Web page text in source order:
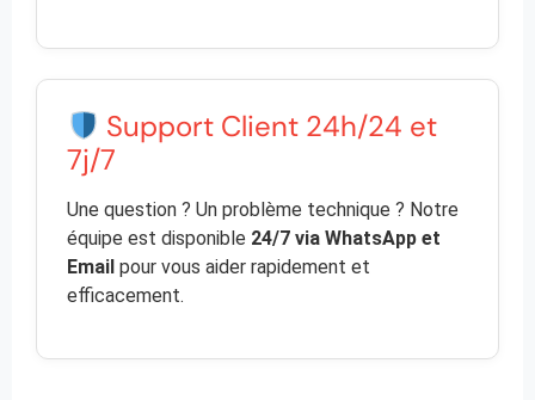
Support Client 24h/24 et
7j/7
Une question ? Un problème technique ? Notre
équipe est disponible 24/7 via WhatsApp et
Email pour vous aider rapidement et
efficacement.